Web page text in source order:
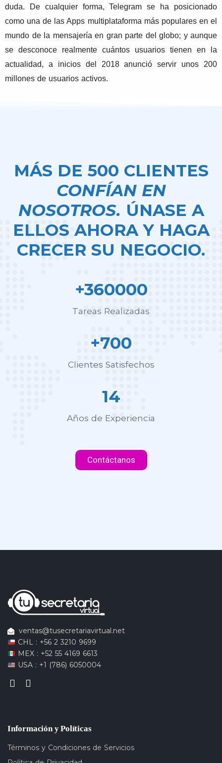
duda. De cualquier forma, Telegram se ha posicionado
como una de las Apps multiplataforma más populares en el
mundo de la mensajería en gran parte del globo; y aunque
se desconoce realmente cuántos usuarios tienen en la
actualidad, a inicios del 2018 anunció servir unos 200
millones de usuarios activos.
MÁS DE 500 CLIENTES
CONFÍAN EN
NOSOTROS. ÚNASE A
ELLOS AHORA Y HAGA
CRECER SU NEGOCIO.
+360000
Tareas Realizadas
+700
Clientes Satisfechos
14
Años de Experiencia
Contáctanos
ventas@tusecretariavirtual.net
CHL : +56 2 3210 9699
MEX : +52 55 4169 6613
USA : +1 (786) 6050004
Información y Políticas
Términos y Condiciones de Servicios